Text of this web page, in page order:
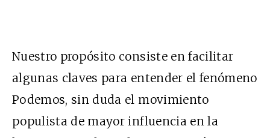
Nuestro propósito consiste en facilitar
algunas claves para entender el fenómeno
Podemos, sin duda el movimiento
populista de mayor influencia en la